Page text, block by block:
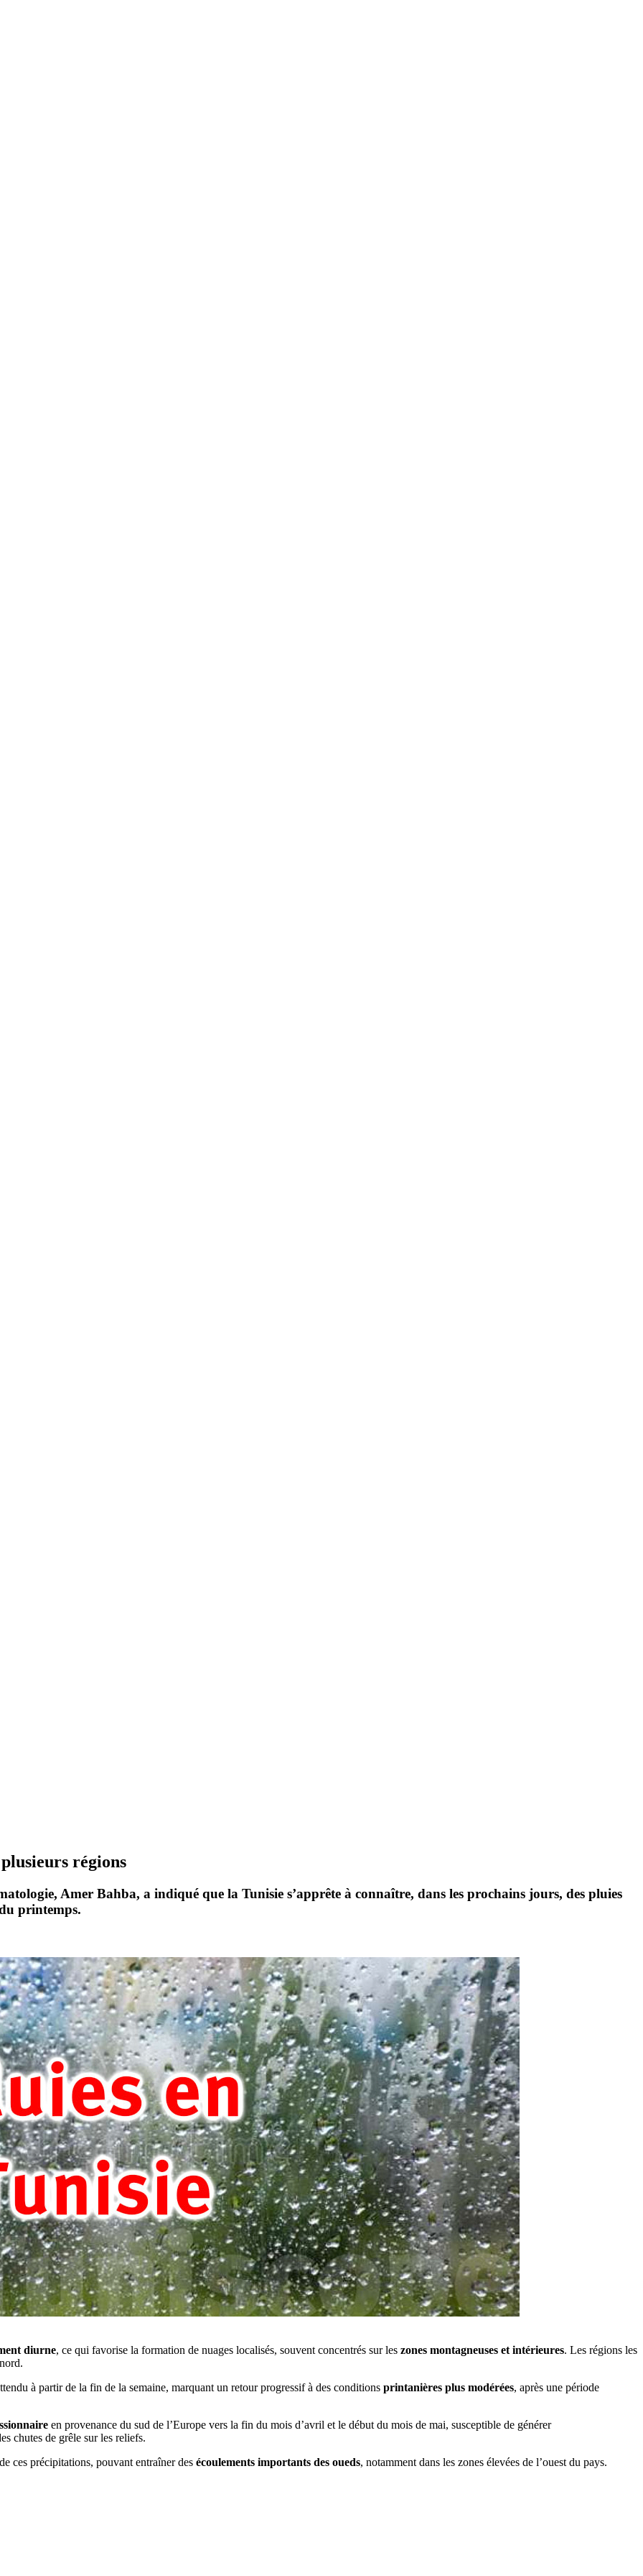
régions
Amer Bahba, a indiqué que la Tunisie s’apprête à connaître, dans les prochains jours, des pluies
printemps.
diurne, ce qui favorise la formation de nuages localisés, souvent concentrés sur les zones montagneuses et intérieures. Les régions les
à partir de la fin de la semaine, marquant un retour progressif à des conditions printanières plus modérées, après une période
en provenance du sud de l’Europe vers la fin du mois d’avril et le début du mois de mai, susceptible de générer
chutes de grêle sur les reliefs.
de ces précipitations, pouvant entraîner des écoulements importants des oueds, notamment dans les zones élevées de l’ouest du pays.